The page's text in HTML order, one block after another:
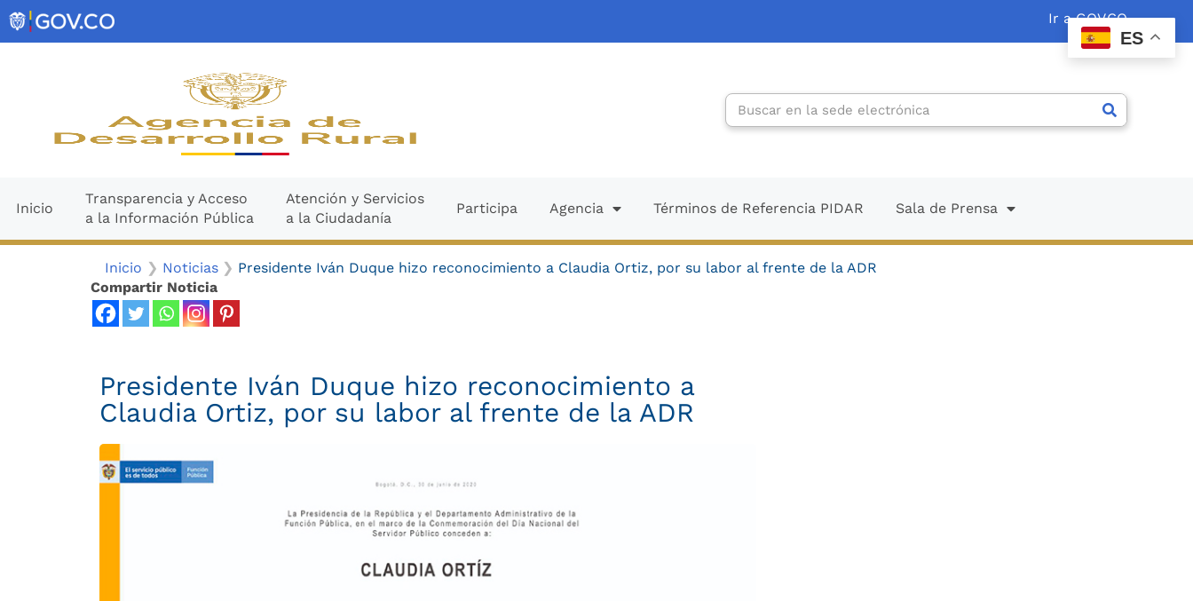
contenido
al
contenido
Ir a GOV.CO
Search
Inicio
Transparencia y Acceso
a la Información Pública
Atención y Servicios
a la Ciudadanía
Participa Agencia Términos de Referencia PIDAR Sala de Prensa
Inicio Noticias
Presidente Iván Duque hizo reconocimiento a Claudia Ortiz, por su labor al frente de la ADR
Compartir Noticia
Presidente Iván Duque hizo reconocimiento a
Claudia Ortiz, por su labor al frente de la ADR
ES